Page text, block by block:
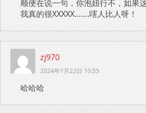
顺便在说一句，你泡妞行不，如果
我真的很XXXXX…….嗐人比人呀！
zj970
2024年1月22日 10:55
哈哈哈